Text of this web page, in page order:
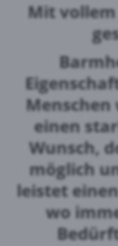
Mit
einen
Wunsch,
möglich
leistet
wo